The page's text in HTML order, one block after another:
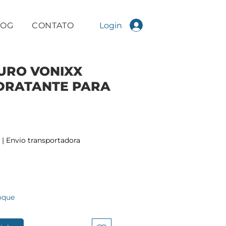
CONTATO Login
VONIXX
PARA
| Envio transportadora